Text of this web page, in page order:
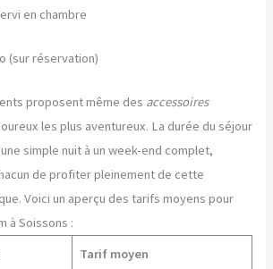
en chambre
(sur réservation)
proposent même des accessoires
les plus aventureux. La durée du séjour
simple nuit à un week-end complet,
de profiter pleinement de cette
Voici un aperçu des tarifs moyens pour
à Soissons :
Tarif moyen